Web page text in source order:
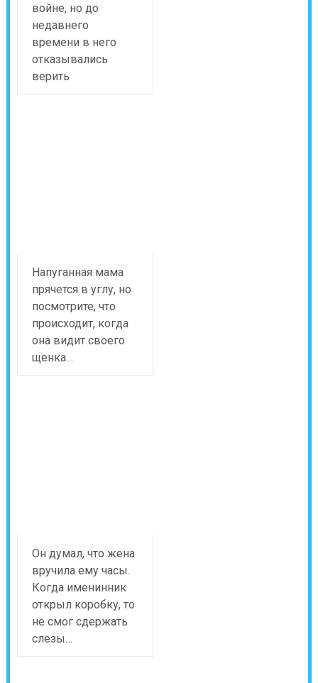
войне, но до
недавнего
времени в него
отказывались
верить
Напуганная мама
прячется в углу, но
посмотрите, что
происходит, когда
она видит своего
щенка…
Он думал, что жена
вручила ему часы.
Когда именинник
открыл коробку, то
не смог сдержать
слезы…